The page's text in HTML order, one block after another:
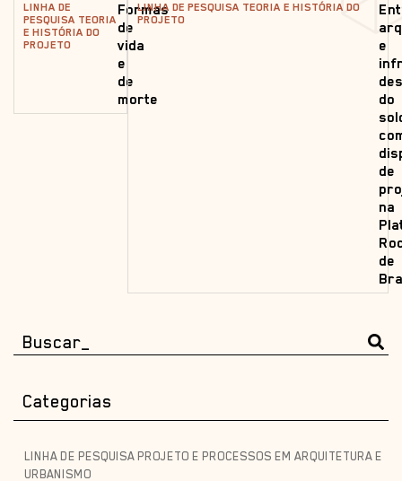
LINHA DE
PESQUISA TEORIA
E HISTÓRIA DO
PROJETO
Formas
de
vida
e
de
morte
LINHA DE PESQUISA TEORIA E HISTÓRIA DO
PROJETO
e
do
de
na
de
Categorias
LINHA DE PESQUISA PROJETO E PROCESSOS EM ARQUITETURA E
URBANISMO